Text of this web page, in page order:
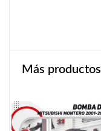
Más productos